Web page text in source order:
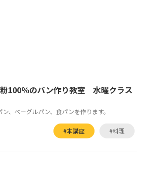
100％のパン作り教室 水曜クラス
、ベーグルパン、食パンを作ります。
#本講座 #料理